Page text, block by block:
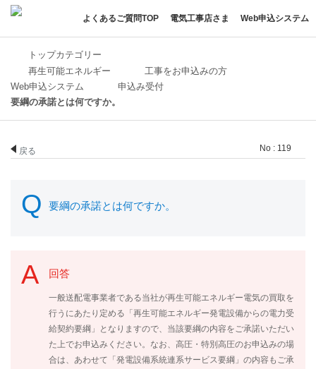
よくあるご質問TOP 電気工事店さま Web申込システム
トップカテゴリー
再生可能エネルギー
工事をお申込みの方
Web申込システム
申込み受付
要綱の承諾とは何ですか。
戻る No : 119
要綱の承諾とは何ですか。
回答
一般送配電事業者である当社が再生可能エネルギー電気の買取を
行うにあたり定める「再生可能エネルギー発電設備からの電力受
給契約要綱」となりますので、当該要綱の内容をご承諾いただい
た上でお申込みください。なお、高圧・特別高圧のお申込みの場
合は、あわせて「発電設備系統連系サービス要綱」の内容もご承